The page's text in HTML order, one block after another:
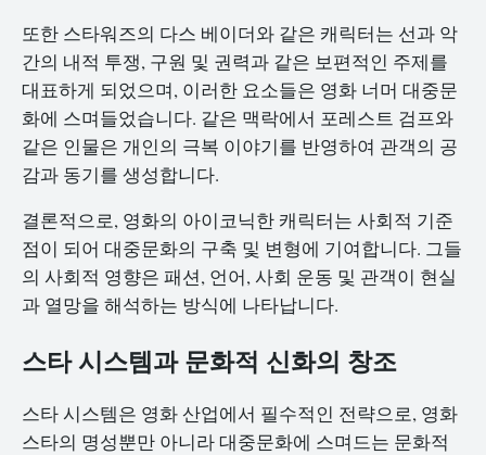
또한 스타워즈의 다스 베이더와 같은 캐릭터는 선과 악
간의 내적 투쟁, 구원 및 권력과 같은 보편적인 주제를
대표하게 되었으며, 이러한 요소들은 영화 너머 대중문
화에 스며들었습니다. 같은 맥락에서 포레스트 검프와
같은 인물은 개인의 극복 이야기를 반영하여 관객의 공
감과 동기를 생성합니다.
결론적으로, 영화의 아이코닉한 캐릭터는 사회적 기준
점이 되어 대중문화의 구축 및 변형에 기여합니다. 그들
의 사회적 영향은 패션, 언어, 사회 운동 및 관객이 현실
과 열망을 해석하는 방식에 나타납니다.
스타 시스템과 문화적 신화의 창조
스타 시스템은 영화 산업에서 필수적인 전략으로, 영화
스타의 명성뿐만 아니라 대중문화에 스며드는 문화적